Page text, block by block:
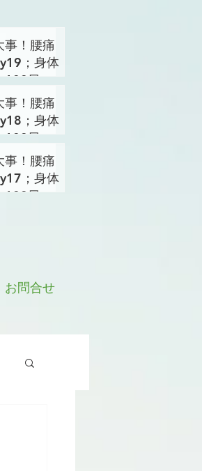
事！腰痛
；身体
100日プ
事！腰痛
；身体
100日プ
事！腰痛
；身体
100日プ
お問合せ